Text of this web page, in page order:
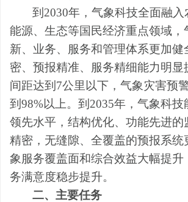
到 2030年，气象科技全面融入
能源、生态等国民经济重点领域，
新、业务、服务和管理体系更加健
密、预报精准、服务精细能力明显
间距达到7公里以下，气象灾害预
到98%以上。到2035年，气象科
领先水平，结构优化、功能先进的
精密，无缝隙、全覆盖的预报系统
象服务覆盖面和综合效益大幅提升
务满意度稳步提升。
二、主要任务